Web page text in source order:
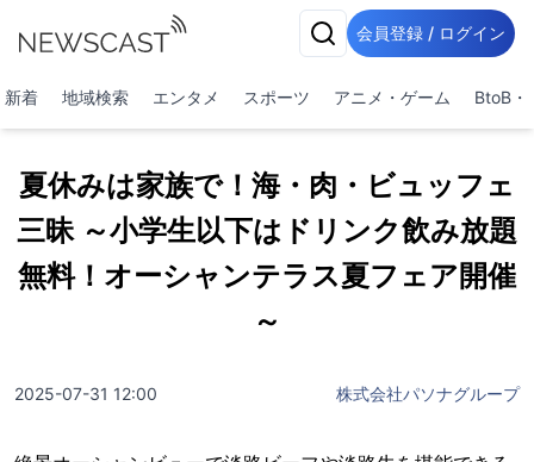
会員登録 / ログイン
新着 地域検索 エンタメ スポーツ アニメ・ゲーム BtoB・
夏休みは家族で！海・肉・ビュッフェ
三昧 ～小学生以下はドリンク飲み放題
無料！オーシャンテラス夏フェア開催
～
2025-07-31 12:00 株式会社パソナグループ